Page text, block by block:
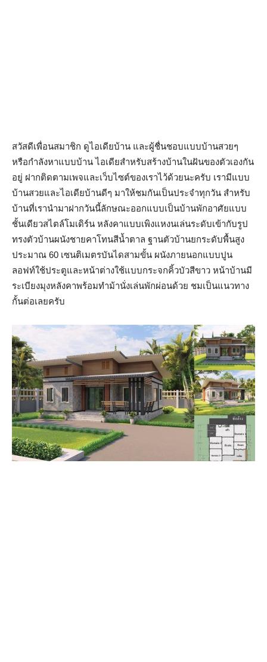
สวัสดีเพื่อนสมาชิก ดูไอเดียบ้าน และผู้ชื่นชอบแบบบ้านสวยๆ
หรือกำลังหาแบบบ้าน ไอเดียสำหรับสร้างบ้านในฝันของตัวเองกัน
อยู่ ฝากติดตามเพจและเว็บไซต์ของเราไว้ด้วยนะครับ เรามีแบบ
บ้านสวยและไอเดียบ้านดีๆ มาให้ชมกันเป็นประจำทุกวัน สำหรับ
บ้านที่เรานำมาฝากวันนี้ลักษณะออกแบบเป็นบ้านพักอาศัยแบบ
ชั้นเดียวสไตล์โมเดิร์น หลังคาแบบเพิงแหงนเล่นระดับเข้ากับรูป
ทรงตัวบ้านผนังชายคาโทนสีน้ำตาล ฐานตัวบ้านยกระดับพื้นสูง
ประมาณ 60 เซนติเมตรบันไดสามขั้น ผนังภายนอกแบบปูน
ลอฟท์ใช้ประตูและหน้าต่างใช้แบบกระจกคิ้วบัวสีขาว หน้าบ้านมี
ระเบียงมุงหลังคาพร้อมทำม้านั่งเล่นพักผ่อนด้วย ชมเป็นแนวทาง
กั้นต่อเลยครับ